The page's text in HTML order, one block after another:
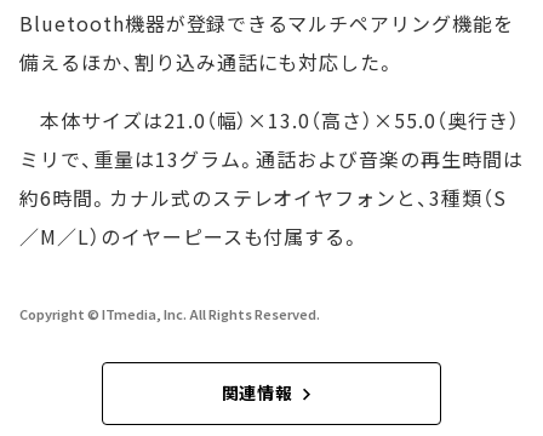
Bluetooth機器が登録できるマルチペアリング機能を
備えるほか、割り込み通話にも対応した。
本体サイズは21.0（幅）×13.0（高さ）×55.0（奥行き）
ミリで、重量は13グラム。通話および音楽の再生時間は
約6時間。カナル式のステレオイヤフォンと、3種類（S
／M／L）のイヤーピースも付属する。
Copyright © ITmedia, Inc. All Rights Reserved.
関連情報